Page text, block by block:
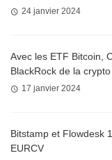
24 janvier 2024
Avec les ETF Bitcoin,
BlackRock de la crypto
17 janvier 2024
Bitstamp et Flowdesk
EURCV